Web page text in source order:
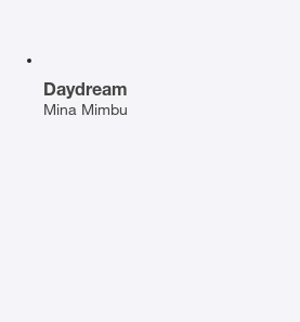
Daydream
Mina Mimbu